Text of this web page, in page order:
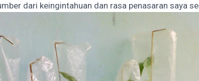
dari keingintahuan dan rasa penasaran saya